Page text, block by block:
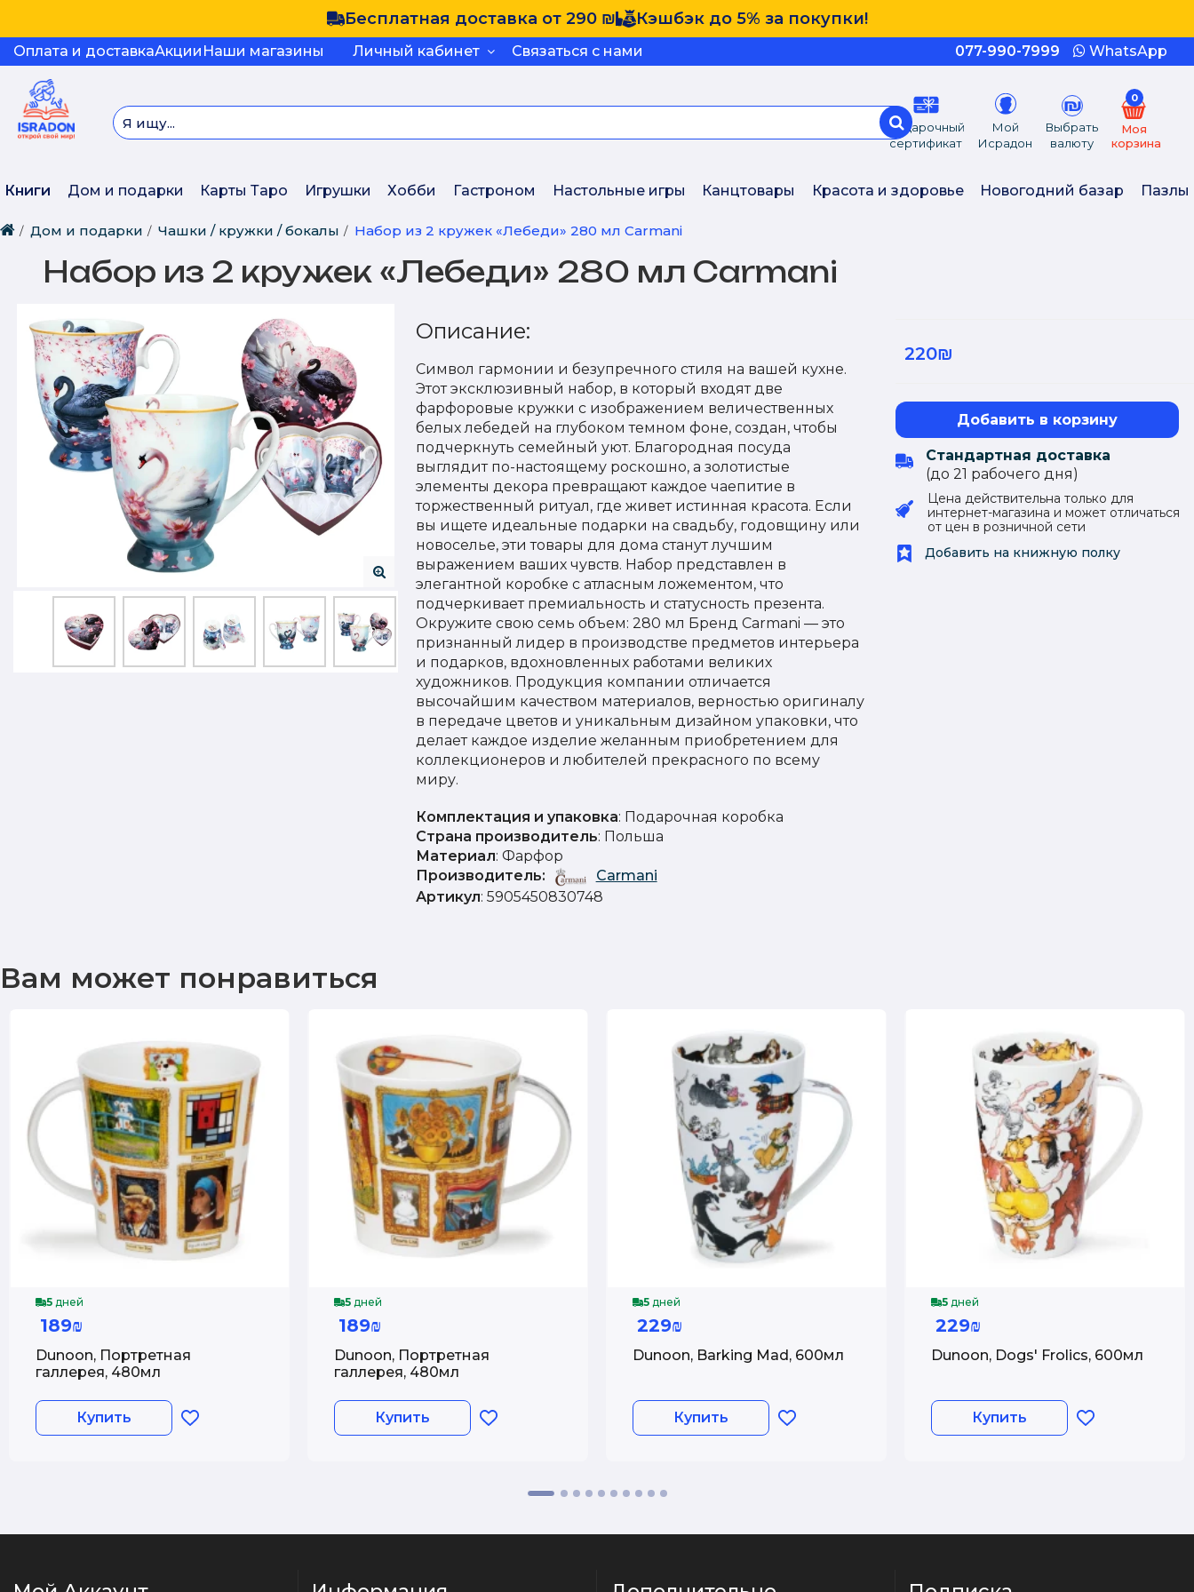
Бесплатная доставка от 290 ₪ Кэшбэк до 5% за покупки!
Оплата и доставкаАкции Наши магазины Личный кабинет Связаться с нами 077-990-7999 WhatsApp
Подарочный
сертификат
Мой
Исрадон
Выбрать
валюту
0
Моя
корзина
Книги Дом и подарки Карты Таро Игрушки Хобби Гастроном Настольные игры Канцтовары Красота и здоровье Новогодний базар Пазлы
Дом и подарки Чашки / кружки / бокалы Набор из 2 кружек «Лебеди» 280 мл Carmani
Набор из 2 кружек «Лебеди» 280 мл Carmani
Описание:
Символ гармонии и безупречного стиля на вашей кухне.
Этот эксклюзивный набор, в который входят две
фарфоровые кружки с изображением величественных
белых лебедей на глубоком темном фоне, создан, чтобы
подчеркнуть семейный уют. Благородная посуда
выглядит по-настоящему роскошно, а золотистые
элементы декора превращают каждое чаепитие в
торжественный ритуал, где живет истинная красота. Если
вы ищете идеальные подарки на свадьбу, годовщину или
новоселье, эти товары для дома станут лучшим
выражением ваших чувств. Набор представлен в
элегантной коробке с атласным ложементом, что
подчеркивает премиальность и статусность презента.
Окружите свою семь объем: 280 мл Бренд Carmani — это
признанный лидер в производстве предметов интерьера
и подарков, вдохновленных работами великих
художников. Продукция компании отличается
высочайшим качеством материалов, верностью оригиналу
в передаче цветов и уникальным дизайном упаковки, что
делает каждое изделие желанным приобретением для
коллекционеров и любителей прекрасного по всему
миру.
Комплектация и упаковка: Подарочная коробка
Страна производитель: Польша
Материал: Фарфор
Производитель:
Carmani
Артикул: 5905450830748
220₪
Добавить в корзину
Стандартная доставка
(до 21 рабочего дня)
Цена действительна только для
интернет-магазина и может отличаться
от цен в розничной сети
Добавить на книжную полку
Вам может понравиться
5 дней
189₪
Dunoon, Портретная
галлерея, 480мл
Купить
5 дней
189₪
Dunoon, Портретная
галлерея, 480мл
Купить
5 дней
229₪
Dunoon, Barking Mad, 600мл
Купить
5 дней
229₪
Dunoon, Dogs' Frolics, 600мл
Купить